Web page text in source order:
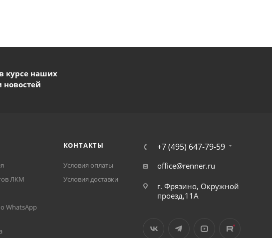
курсе наших
новостей
ЛКМ
WhatsApp
КОНТАКТЫ
Условия оплаты
Условия доставки
+7 (495) 647-79-59
office@renner.ru
г. Фрязино, Окружной
проезд,11А